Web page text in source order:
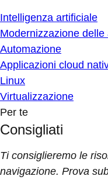
Intelligenza artificiale
Modernizzazione delle
Automazione
Applicazioni cloud
Linux
Virtualizzazione
Per te
Consigliati
Ti consiglieremo le
navigazione. Prova